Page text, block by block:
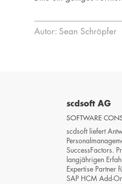
Autor: Sean Schröpfer
scdsoft AG
SOFTWARE
scdsoft liefert
SuccessFactors.
langjährigen
Expertise Partner
SAP HCM Add-